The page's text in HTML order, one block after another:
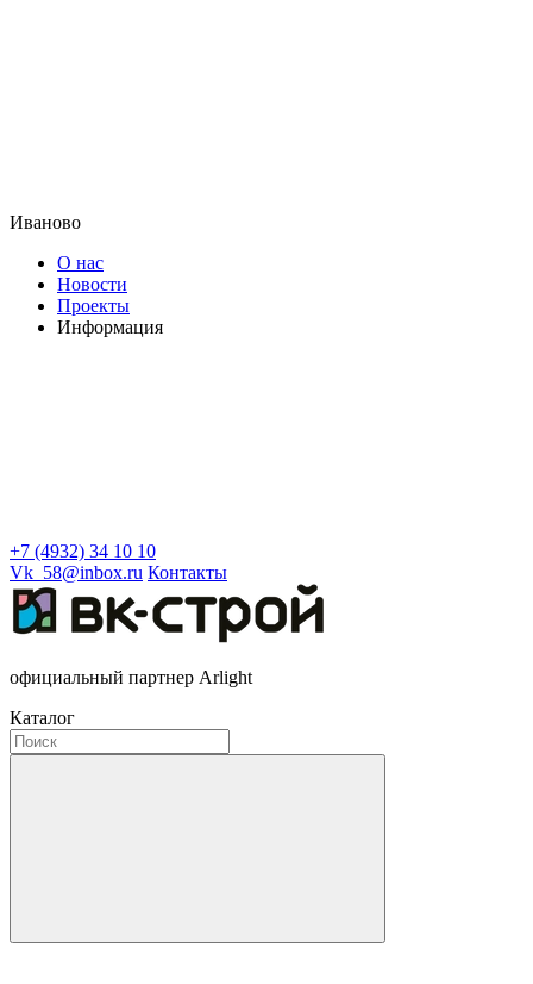
Иваново
О нас
Новости
Проекты
Информация
+7 (4932) 34 10 10
Vk_58@inbox.ru Контакты
официальный партнер Arlight
Каталог